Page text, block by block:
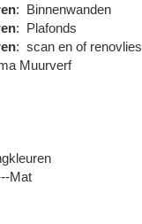
: Binnenwanden
: Plafonds
: scan en of renovlies
Muurverf
Mat